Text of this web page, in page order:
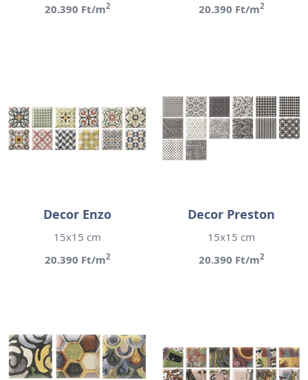
20.390 Ft/m2
20.390 Ft/m2
Decor Enzo
15x15 cm
20.390 Ft/m2
Decor Preston
15x15 cm
20.390 Ft/m2